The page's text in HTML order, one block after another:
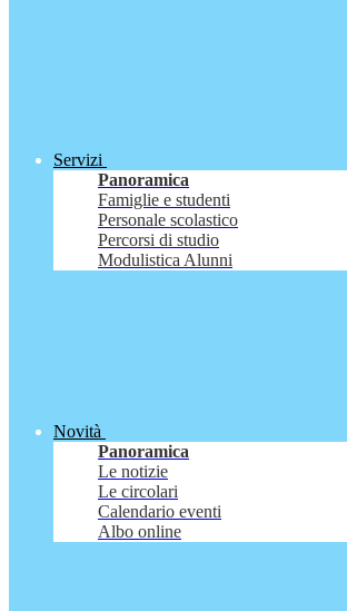
Servizi
Panoramica
Famiglie e studenti
Personale scolastico
Percorsi di studio
Modulistica Alunni
Novità
Panoramica
Le notizie
Le circolari
Calendario eventi
Albo online